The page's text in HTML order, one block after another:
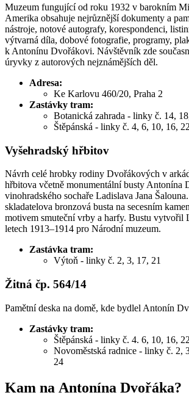
Muzeum fungující od roku 1932 v barokním
Amerika obsahuje nejrůznější dokumenty a
nástroje, notové autografy, korespondenci,
výtvarná díla, dobové fotografie, programy,
k Antonínu Dvořákovi. Návštěvník zde
úryvky z autorových nejznámějších děl.
Adresa:
Ke Karlovu 460/20, Praha 2
Zastávky tram:
Botanická zahrada - linky č. 14,
Štěpánská - linky č. 4, 6, 10, 16,
Vyšehradský hřbitov
Návrh celé hrobky rodiny Dvořákových v
hřbitova včetně monumentální busty Antonína
vinohradského sochaře Ladislava Jana
skladatelova bronzová busta na secesním
motivem smuteční vrby a harfy. Bustu vytvořil
letech 1913–1914 pro Národní muzeum.
Zastávka tram:
Výtoň - linky č. 2, 3, 17, 21
Žitná čp. 564/14
Pamětní deska na domě, kde bydlel Antonín
Zastávky tram:
Štěpánská - linky č. 4. 6, 10, 16,
Novoměstská radnice - linky č. 2,
24
Kam na Antonína Dvořáka?